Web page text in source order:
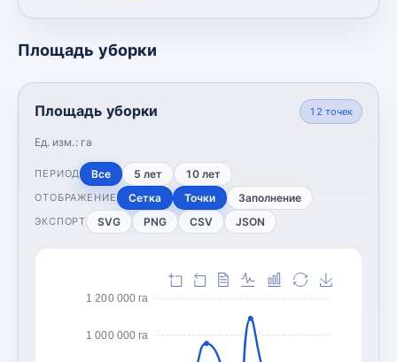
Площадь уборки
Площадь уборки
Ед. изм.: га
12 точек
ПЕРИОД Все 5 лет 10 лет
ОТОБРАЖЕНИЕ Сетка Точки Заполнение
ЭКСПОРТ SVG PNG CSV JSON
1 000 000 га
1 200 000 га